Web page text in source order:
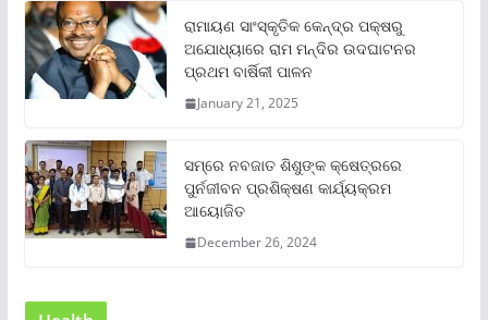
ରାମାୟଣ ସାଂସ୍କୃତିକ କେନ୍ଦ୍ର ପକ୍ଷରୁ
ଅଯୋଧ୍ୟାରେ ରାମ ମନ୍ଦିର ଉଦଘାଟନର
ପ୍ରଥମ ବାର୍ଷିକୀ ପାଳନ
January 21, 2025
ସମ୍‌ରେ ନବଜାତ ଶିଶୁଙ୍କ କ୍ଷେତ୍ରରେ
ପୁର୍ନଜୀବନ ପ୍ରଶିକ୍ଷଣ କାର୍ଯ୍ୟକ୍ରମ
ଆୟୋଜିତ
December 26, 2024